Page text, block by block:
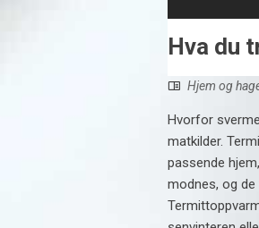
Hva du
Hjem og
Hvorfor
matkilder.
passende
modnes, og